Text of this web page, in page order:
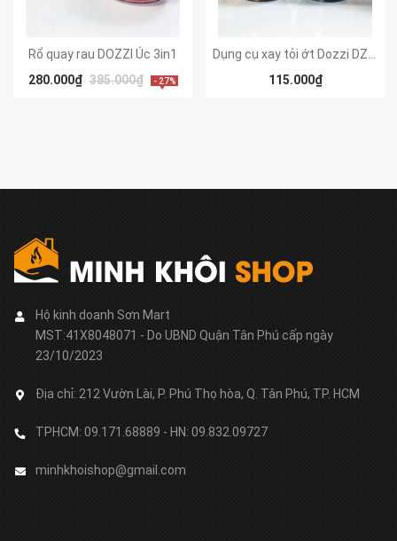
Rổ quay rau DOZZI Úc 3in1
280.000₫ 385.000₫ - 27%
115.000₫
Hộ kinh doanh Sơn Mart
MST:41X8048071 - Do UBND Quận Tân Phú cấp ngày
23/10/2023
Địa chỉ: 212 Vườn Lài, P. Phú Thọ hòa, Q. Tân Phú, TP. HCM
TPHCM: 09.171.68889 - HN: 09.832.09727
minhkhoishop@gmail.com